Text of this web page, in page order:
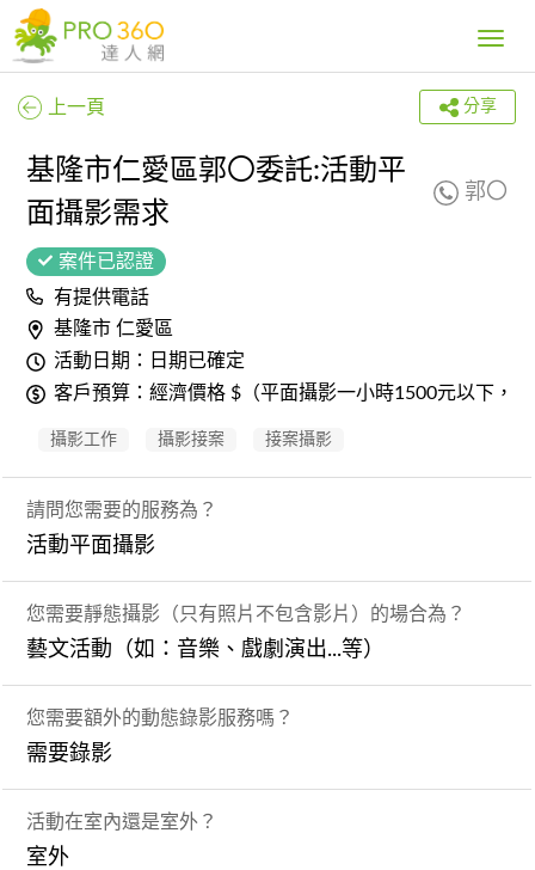
Toggle
上一頁 分享
基隆市仁愛區郭〇委託:活動平
面攝影需求
郭〇
案件已認證
有提供電話
基隆市 仁愛區
活動日期：日期已確定
客戶預算：經濟價格 $（平面攝影一小時1500元以下，
攝影工作 攝影接案 接案攝影
請問您需要的服務為？
活動平面攝影
您需要靜態攝影（只有照片不包含影片）的場合為？
藝文活動（如：音樂、戲劇演出...等）
您需要額外的動態錄影服務嗎？
需要錄影
活動在室內還是室外？
室外